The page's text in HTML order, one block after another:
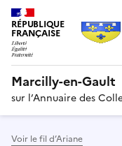
RÉPUBLIQUE
FRANÇAISE
Marcilly-en-Gault
sur l’Annuaire des
Voir le fil d’Ariane